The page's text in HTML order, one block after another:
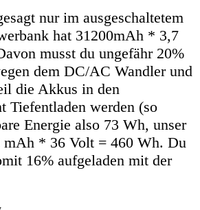
nur im ausgeschaltetem
hat 31200mAh * 3,7
musst du ungefähr 20%
dem DC/AC Wandler und
die Akkus in den
Tiefentladen werden (so
Energie also 73 Wh, unser
mAh * 36 Volt = 460 Wh. Du
16% aufgeladen mit der